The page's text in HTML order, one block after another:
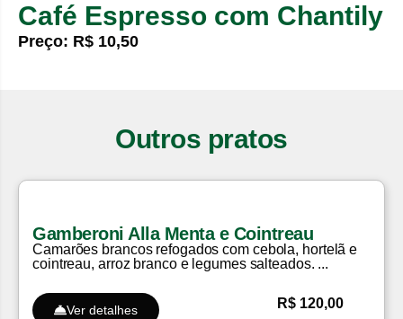
Café Espresso com Chantily
Preço: R$ 10,50
Outros pratos
Gamberoni Alla Menta e Cointreau
Camarões brancos refogados com cebola, hortelã e
cointreau, arroz branco e legumes salteados. ...
Ver detalhes R$ 120,00